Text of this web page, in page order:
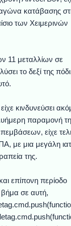
κατάβασης
των Χειμερινών
11 μεταλλίων σε
το δεξί της
κινδυνεύσει
παραμονή
είχε
με μια μεγάλη
της.
επίπονη περίοδο
σε αυτή,
Ο αέρας του
τα μαλλιά
Ταξίδι στο
Διεθνής
Σταθμός: Ο
το παράθυρό
Μουσική από
Video:
καταιγίδα
Εντυπωσιακές
από
Abbey,Ταϊτή
Υποθαλάσσιο
στην
Η νέα
Αθήνας από το
που κάνει το
Internet
Ο Κομήτης του
φωτίσει τη Γη
κι απ' το
Συγκινητικό
λεοπάρδαλη
μωρό
Alesund: Μια
Νορβηγία που
Η γάτα και το